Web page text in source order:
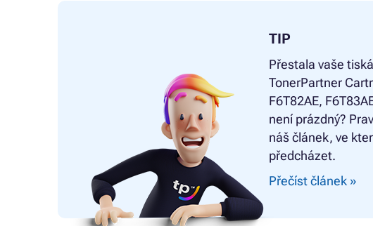
TIP
Přestala vaše
TonerPartner
F6T82AE,
není prázdný?
náš článek, ve
předcházet.
Přečíst článek »